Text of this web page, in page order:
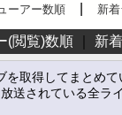
ーアー数順| 新
(閲覧)数順｜ 新
を取得してまとめ
送されている全ラ